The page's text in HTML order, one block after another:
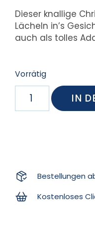
Dieser knallige
Lächeln in’s
auch als tolles
Vorrätig
IN
Bestellungen
Kostenloses